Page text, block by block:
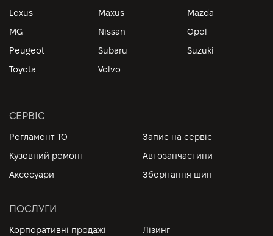
Lexus
Maxus
Mazda
MG
Nissan
Opel
Peugeot
Subaru
Suzuki
Toyota
Volvo
СЕРВІС
Регламент ТО
Запис на сервіс
Кузовний ремонт
Автозапчастини
Аксесуари
Зберігання шин
ПОСЛУГИ
Корпоративні продажі
Лізинг